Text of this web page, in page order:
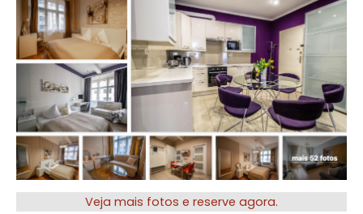
Veja mais fotos e reserve agora.